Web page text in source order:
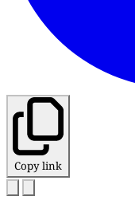
Copy link